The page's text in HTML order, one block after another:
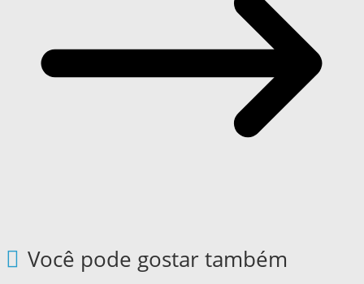
Você pode gostar também